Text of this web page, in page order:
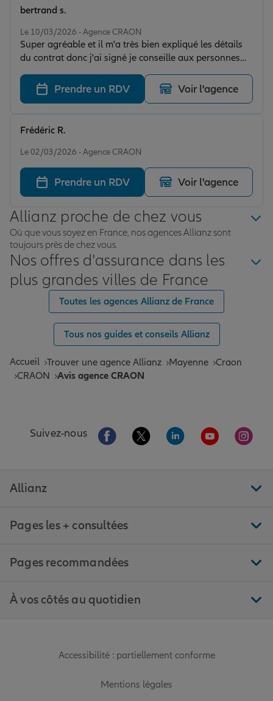
Le 10/03/2026 - Agence CRAON
Super agréable et il m'a très bien expliqué les détails
du contrat donc j'ai signé je conseille aux personnes
qui recherche une assurance
bertrand s.
Prendre un RDV Voir l'agence
Le 02/03/2026 - Agence CRAON
Frédéric R.
Prendre un RDV Voir l'agence
Allianz proche de chez vous
Où que vous soyez en France, nos agences Allianz sont
toujours près de chez vous.
Nos offres d'assurance dans les
plus grandes villes de France
Toutes les agences Allianz de France
Tous nos guides et conseils Allianz
Accueil Trouver une agence Allianz Mayenne Craon
CRAON
Avis agence CRAON
Suivez-nous Aller sur la page Facebook de Allianz
Aller sur la page Twitter de
Aller sur la page
Aller sur la
Aller
Allianz
Pages les + consultées
Pages recommandées
À vos côtés au quotidien
Accessibilité : partiellement conforme
Mentions légales